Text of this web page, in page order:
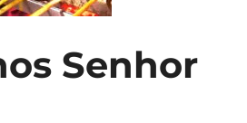
Senhor